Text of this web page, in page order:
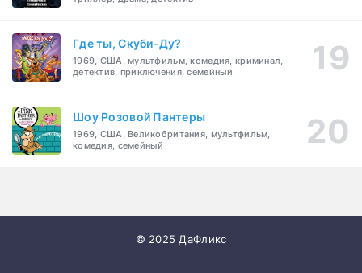
Где ты, Скуби-Ду?
1969, США, мультфильм, комедия, криминал,
детектив, приключения, семейный
Шоу Розовой Пантеры
1969, США, Великобритания, мультфильм,
комедия, семейный
© 2025 ДаФликс